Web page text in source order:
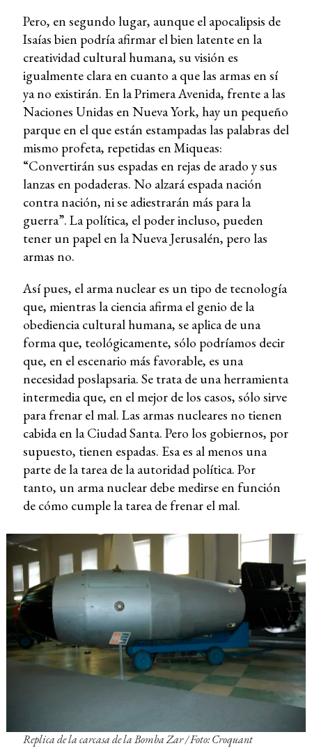
Pero, en segundo lugar, aunque el apocalipsis de
Isaías bien podría afirmar el bien latente en la
creatividad cultural humana, su visión es
igualmente clara en cuanto a que las armas en sí
ya no existirán. En la Primera Avenida, frente a las
Naciones Unidas en Nueva York, hay un pequeño
parque en el que están estampadas las palabras del
mismo profeta, repetidas en Miqueas:
“Convertirán sus espadas en rejas de arado y sus
lanzas en podaderas. No alzará espada nación
contra nación, ni se adiestrarán más para la
guerra”. La política, el poder incluso, pueden
tener un papel en la Nueva Jerusalén, pero las
armas no.
Así pues, el arma nuclear es un tipo de tecnología
que, mientras la ciencia afirma el genio de la
obediencia cultural humana, se aplica de una
forma que, teológicamente, sólo podríamos decir
que, en el escenario más favorable, es una
necesidad poslapsaria. Se trata de una herramienta
intermedia que, en el mejor de los casos, sólo sirve
para frenar el mal. Las armas nucleares no tienen
cabida en la Ciudad Santa. Pero los gobiernos, por
supuesto, tienen espadas. Esa es al menos una
parte de la tarea de la autoridad política. Por
tanto, un arma nuclear debe medirse en función
de cómo cumple la tarea de frenar el mal.
Replica de la carcasa de la Bomba Zar / Foto: Croquant